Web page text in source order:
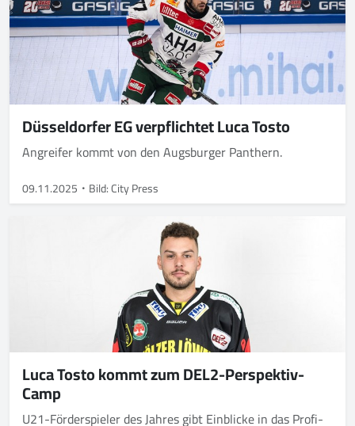
Düsseldorfer EG verpflichtet Luca Tosto
Angreifer kommt von den Augsburger Panthern.
09.11.2025 Bild: City Press
Luca Tosto kommt zum DEL2-Perspektiv-
Camp
U21-Förderspieler des Jahres gibt Einblicke in das Profi-